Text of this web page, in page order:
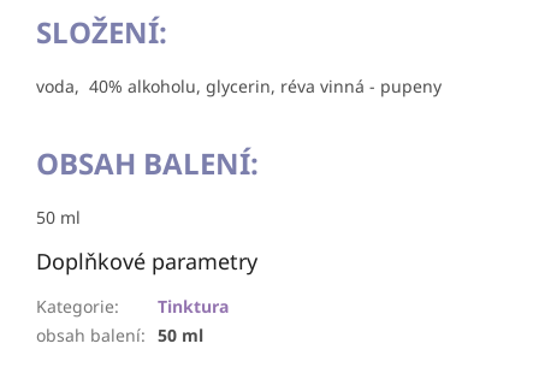
SLOŽENÍ:
voda, 40% alkoholu, glycerin, réva vinná - pupeny
OBSAH BALENÍ:
50 ml
Doplňkové parametry
Kategorie:
Tinktura
obsah balení: 50 ml